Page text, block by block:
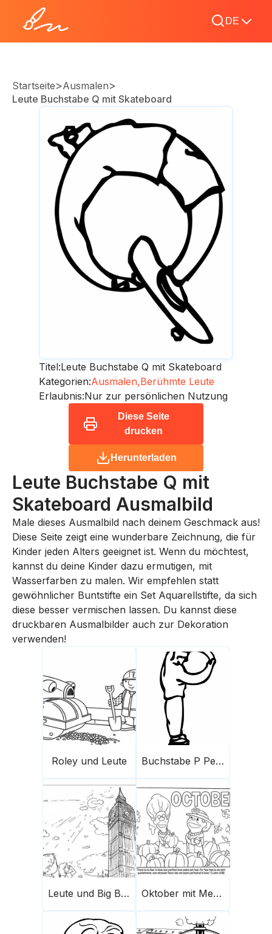
DE
Startseite>Ausmalen>
Leute Buchstabe Q mit Skateboard
Titel:Leute Buchstabe Q mit Skateboard
Kategorien:Ausmalen,Berühmte Leute
Erlaubnis:Nur zur persönlichen Nutzung
Diese Seite
drucken
Herunterladen
Leute Buchstabe Q mit
Skateboard Ausmalbild
Male dieses Ausmalbild nach deinem Geschmack aus!
Diese Seite zeigt eine wunderbare Zeichnung, die für
Kinder jeden Alters geeignet ist. Wenn du möchtest,
kannst du deine Kinder dazu ermutigen, mit
Wasserfarben zu malen. Wir empfehlen statt
gewöhnlicher Buntstifte ein Set Aquarellstifte, da sich
diese besser vermischen lassen. Du kannst diese
druckbaren Ausmalbilder auch zur Dekoration
verwenden!
Roley und Leute Buchstabe P Personen auf Skateboard
Leute und Big Ben Oktober mit Menschen und Kürbis